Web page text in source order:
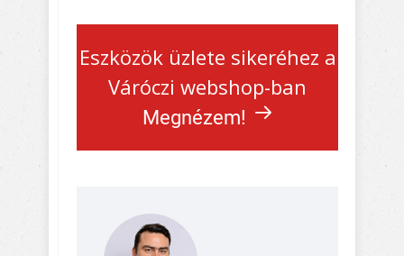
Eszközök üzlete sikeréhez a
Váróczi webshop-ban
Megnézem!